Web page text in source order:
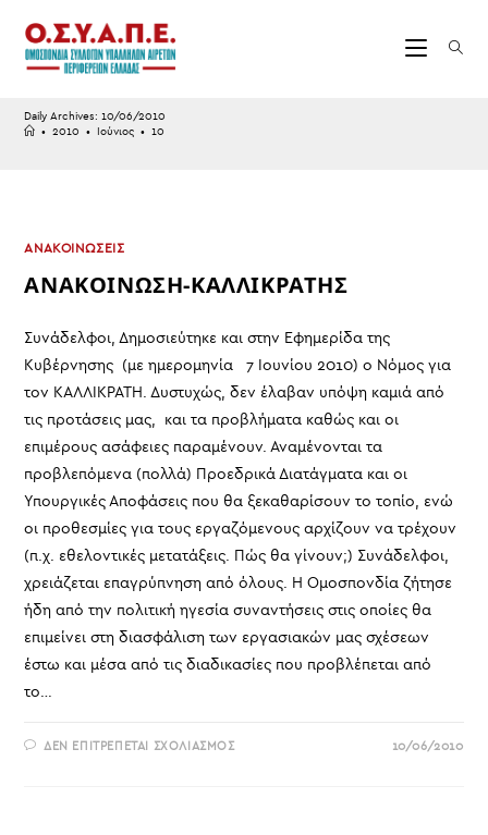
content
Daily Archives: 10/06/2010
• 2010 • Ιούνιος • 10
ΑΝΑΚΟΙΝΩΣΕΙΣ
ΑΝΑΚΟΙΝΩΣΗ-ΚΑΛΛΙΚΡΑΤΗΣ
Συνάδελφοι, Δημοσιεύτηκε και στην Εφημερίδα της
Κυβέρνησης (με ημερομηνία 7 Ιουνίου 2010) ο Νόμος για
τον ΚΑΛΛΙΚΡΑΤΗ. Δυστυχώς, δεν έλαβαν υπόψη καμιά από
τις προτάσεις μας, και τα προβλήματα καθώς και οι
επιμέρους ασάφειες παραμένουν. Αναμένονται τα
προβλεπόμενα (πολλά) Προεδρικά Διατάγματα και οι
Υπουργικές Αποφάσεις που θα ξεκαθαρίσουν το τοπίο, ενώ
οι προθεσμίες για τους εργαζόμενους αρχίζουν να τρέχουν
(π.χ. εθελοντικές μετατάξεις. Πώς θα γίνουν;) Συνάδελφοι,
χρειάζεται επαγρύπνηση από όλους. Η Ομοσπονδία ζήτησε
ήδη από την πολιτική ηγεσία συναντήσεις στις οποίες θα
επιμείνει στη διασφάλιση των εργασιακών μας σχέσεων
έστω και μέσα από τις διαδικασίες που προβλέπεται από
το…
ΔΕΝ ΕΠΙΤΡΈΠΕΤΑΙ ΣΧΟΛΙΑΣΜΌΣΣΤΟ 10/06/2010